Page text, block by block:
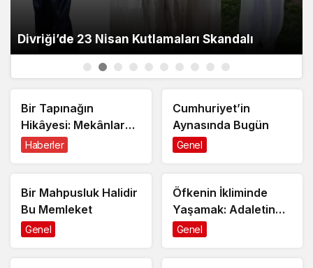
Divriği’de 23 Nisan Kutlamaları Skandalı
Bir Tapınağın
Hikâyesi: Mekânlar
Değişiyor, İnsan Hep
Haberler
Cumhuriyet’in
Aynasında Bugün
Genel
Bir Mahpusluk Halidir
Bu Memleket
Genel
Öfkenin İkliminde
Yaşamak: Adaletin
Suskun, Zorbanın
Genel